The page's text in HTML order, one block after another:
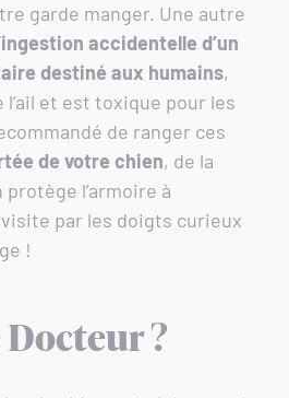
garde manger. Une autre
accidentelle d’un
destiné aux humains,
et est toxique pour les
de ranger ces
de votre chien, de la
protège l’armoire à
par les doigts curieux
!
Docteur ?